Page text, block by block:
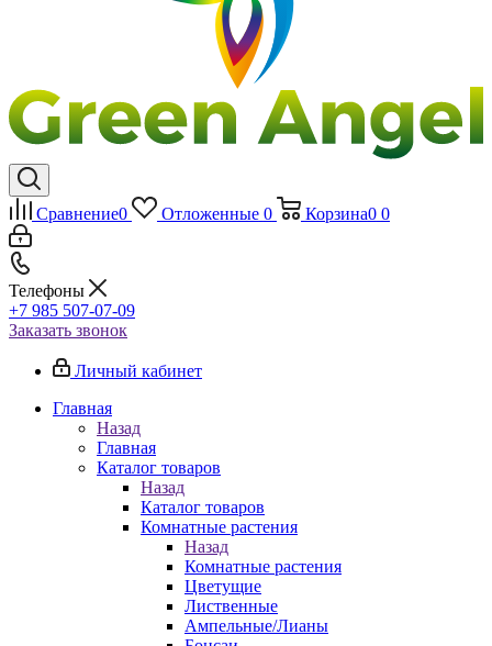
Сравнение0 Отложенные 0 Корзина0 0
Телефоны
+7 985 507-07-09
Заказать звонок
Личный кабинет
Главная
Назад
Главная
Каталог товаров
Назад
Каталог товаров
Комнатные растения
Назад
Комнатные растения
Цветущие
Лиственные
Ампельные/Лианы